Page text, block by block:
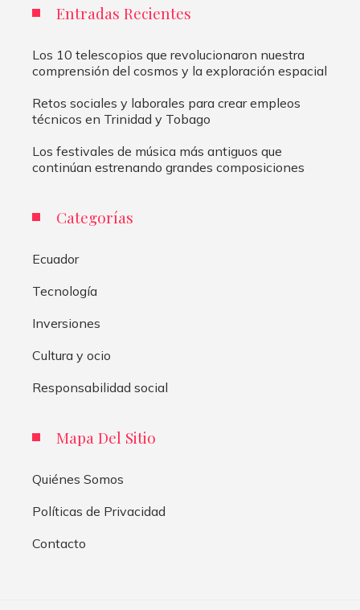
Entradas Recientes
Los 10 telescopios que revolucionaron nuestra
comprensión del cosmos y la exploración espacial
Retos sociales y laborales para crear empleos
técnicos en Trinidad y Tobago
Los festivales de música más antiguos que
continúan estrenando grandes composiciones
Categorías
Ecuador
Tecnología
Inversiones
Cultura y ocio
Responsabilidad social
Mapa Del Sitio
Quiénes Somos
Políticas de Privacidad
Contacto